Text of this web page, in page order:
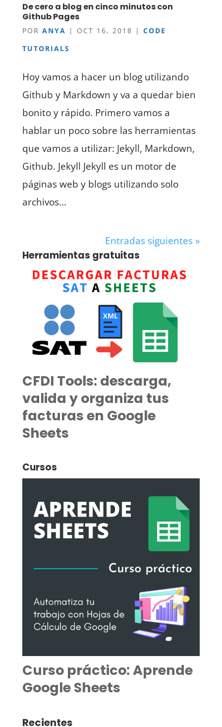
De cero a blog en cinco minutos con
Github Pages
POR ANYA | OCT 16, 2018 | CODE
TUTORIALS
Hoy vamos a hacer un blog utilizando
Github y Markdown y va a quedar bien
bonito y rápido. Primero vamos a
hablar un poco sobre las herramientas
que vamos a utilizar: Jekyll, Markdown,
Github. Jekyll Jekyll es un motor de
páginas web y blogs utilizando solo
archivos...
Entradas siguientes »
Herramientas gratuitas
CFDI Tools: descarga,
valida y organiza tus
facturas en Google
Sheets
Cursos
Curso práctico: Aprende
Google Sheets
Recientes